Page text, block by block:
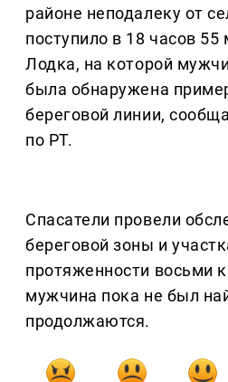
районе неподалеку от
поступило в 18 часов 55
Лодка, на которой
была обнаружена
береговой линии,
по РТ.
Спасатели провели
береговой зоны и
протяженности восьми
мужчина пока не был
продолжаются.